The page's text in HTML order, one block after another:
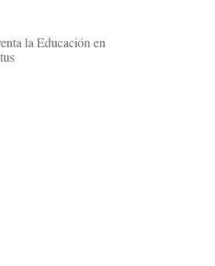
la Educación en